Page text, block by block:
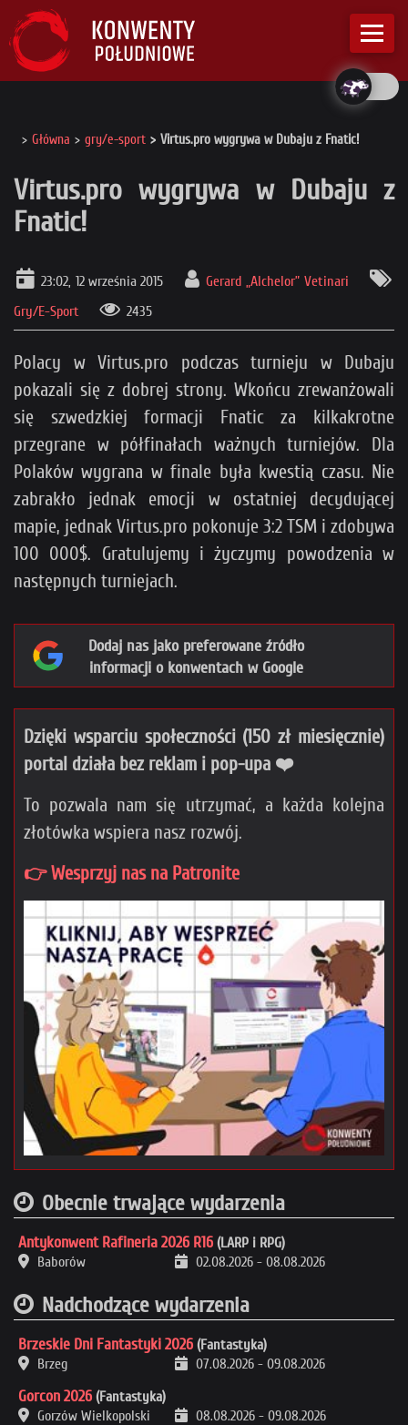
Główna gry/e-sport Virtus.pro wygrywa w Dubaju z Fnatic!
Virtus.pro wygrywa w Dubaju z
Fnatic!
23:02, 12 września 2015
Gerard „Alchelor” Vetinari
Gry/E-Sport
2435
Polacy w Virtus.pro podczas turnieju w Dubaju
pokazali się z dobrej strony. Wkońcu zrewanżowali
się szwedzkiej formacji Fnatic za kilkakrotne
przegrane w półfinałach ważnych turniejów. Dla
Polaków wygrana w finale była kwestią czasu. Nie
zabrakło jednak emocji w ostatniej decydującej
mapie, jednak Virtus.pro pokonuje 3:2 TSM i zdobywa
100 000$. Gratulujemy i życzymy powodzenia w
następnych turniejach.
Dodaj nas jako preferowane źródło
informacji o konwentach w Google
Dzięki wsparciu społeczności (150 zł miesięcznie)
portal działa bez reklam i pop-upa ❤️
To pozwala nam się utrzymać, a każda kolejna
złotówka wspiera nasz rozwój.
👉 Wesprzyj nas na Patronite
Obecnie trwające wydarzenia
Antykonwent Rafineria 2026 R16 (LARP i RPG)
Baborów
02.08.2026 - 08.08.2026
Nadchodzące wydarzenia
Brzeskie Dni Fantastyki 2026 (Fantastyka)
Brzeg
07.08.2026 - 09.08.2026
Gorcon 2026 (Fantastyka)
Gorzów Wielkopolski
08.08.2026 - 09.08.2026